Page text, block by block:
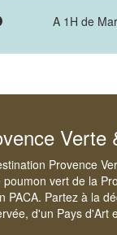
A 1H de
Verte
Provence
poumon vert de la
PACA. Partez à la
d'un Pays d'Art